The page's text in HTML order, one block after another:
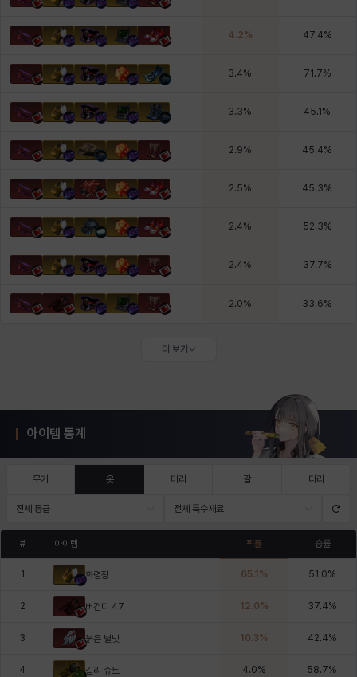
4.2% 47.4%
3.4% 71.7%
3.3% 45.1 %
2.9% 45.4%
2.5% 45.3%
2.4% 52.3%
2.4% 37.7%
2.0% 33.6%
더 보기
아이템 통계
무기 옷 머리 팔 다리
전체 등급 전체 특수재료
# 아이템 픽률 승률
1 화령장 65.1 % 51.0%
2 버건디 47 12.0% 37.4%
3 붉은 별빛 10.3% 42.4%
4 길리 슈트 4.0% 58.7%